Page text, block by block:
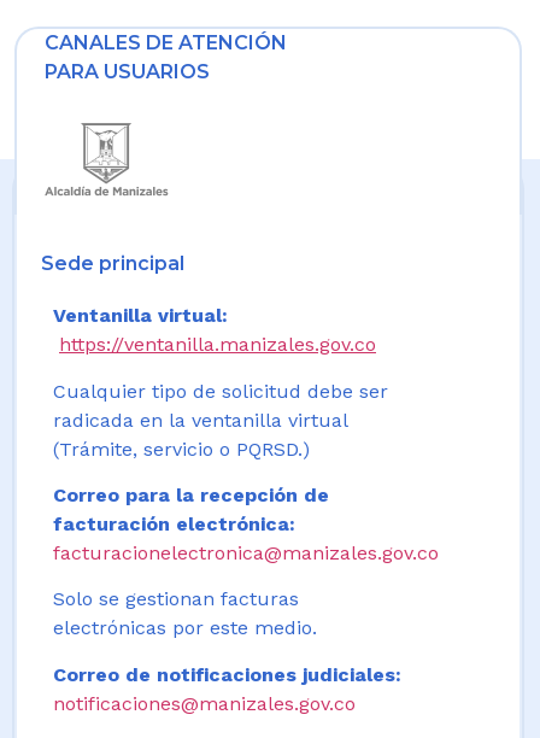
CANALES DE ATENCIÓN
PARA USUARIOS
Sede principal
Ventanilla virtual:
https://ventanilla.manizales.gov.co
Cualquier tipo de solicitud debe ser
radicada en la ventanilla virtual
(Trámite, servicio o PQRSD.)
Correo para la recepción de
facturación electrónica:
facturacionelectronica@manizales.gov.co
Solo se gestionan facturas
electrónicas por este medio.
Correo de notificaciones judiciales:
notificaciones@manizales.gov.co